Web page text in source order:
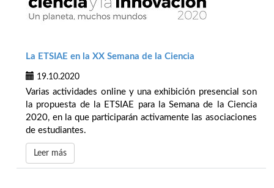
La ETSIAE en la XX Semana de la Ciencia
19.10.2020
Varias actividades online y una exhibición presencial son
la propuesta de la ETSIAE para la Semana de la Ciencia
2020, en la que participarán activamente las asociaciones
de estudiantes.
Leer más